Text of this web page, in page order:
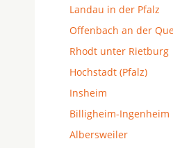
Landau in der Pfalz
Offenbach an der
Rhodt unter Rietburg
Hochstadt (Pfalz)
Insheim
Billigheim-Ingenheim
Albersweiler